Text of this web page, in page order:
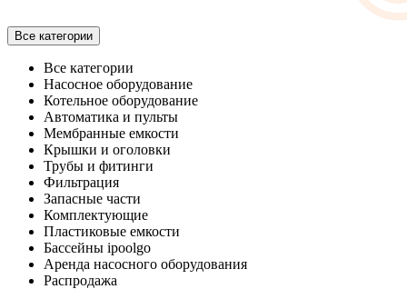
Все категории
Все категории
Насосное оборудование
Котельное оборудование
Автоматика и пульты
Мембранные емкости
Крышки и оголовки
Трубы и фитинги
Фильтрация
Запасные части
Комплектующие
Пластиковые емкости
Бассейны ipoolgo
Аренда насосного оборудования
Распродажа